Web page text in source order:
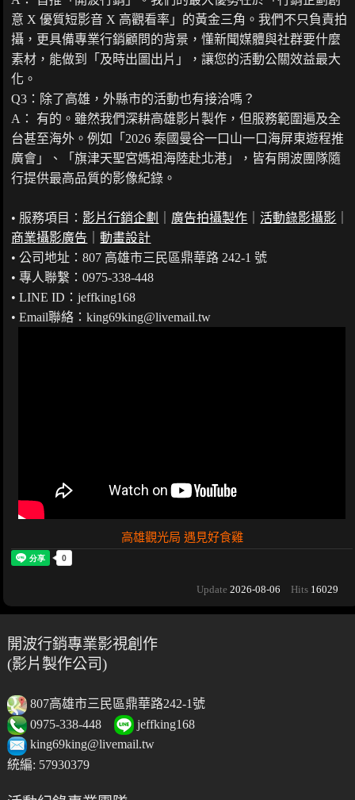
意 X 優質短影音 X 高觀看率」的黃金三角。我們不只負責拍
攝，更具備專業行銷顧問的背景，懂新聞媒體與社群要什麼
素材，能做到「及時出圖出片」，讓您的活動公關效益最大
化。
Q3：除了高雄，外縣市的活動也有接洽嗎？
A： 有的。雖然我們深耕高雄影片製作，但服務範圍遍及全
台甚至海外。例如「2026 泰國曼谷一口山一口海屏東遊程推
廣會」、「旗津天聖宮媽祖海陸赴北港」，皆有開波團隊隨
行提供最高品質的影像紀錄。
• 服務項目： 影片行銷企劃 廣告拍攝製作 活動錄影攝影
商業攝影廣告 ｜動畫設計
• 公司地址：807 高雄市三民區鼎華路 242-1 號
• 專人聯繫：0975-338-448
• LINE ID：jeffking168
• Email聯絡：king69king@livemail.tw
高雄觀光局 遇見好食雞
Update2026-08-06 Hits 16029
開波行銷專業影視創作
(影片製作公司)
807高雄市三民區鼎華路242-1號
0975-338-448
jeffking168
king69king@livemail.tw
統編: 57930379